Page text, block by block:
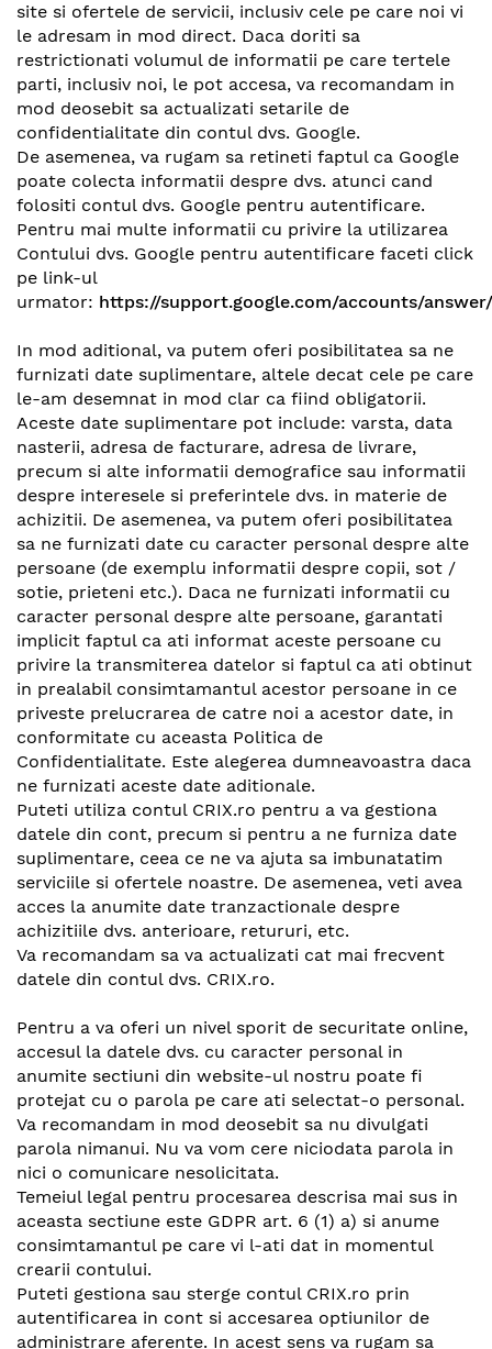
site si ofertele de servicii, inclusiv cele pe care noi vi
le adresam in mod direct. Daca doriti sa
restrictionati volumul de informatii pe care tertele
parti, inclusiv noi, le pot accesa, va recomandam in
mod deosebit sa actualizati setarile de
confidentialitate din contul dvs. Google.
De asemenea, va rugam sa retineti faptul ca Google
poate colecta informatii despre dvs. atunci cand
folositi contul dvs. Google pentru autentificare.
Pentru mai multe informatii cu privire la utilizarea
Contului dvs. Google pentru autentificare faceti click
pe link-ul
urmator: https://support.google.com/accounts/answer/
In mod aditional, va putem oferi posibilitatea sa ne
furnizati date suplimentare, altele decat cele pe care
le-am desemnat in mod clar ca fiind obligatorii.
Aceste date suplimentare pot include: varsta, data
nasterii, adresa de facturare, adresa de livrare,
precum si alte informatii demografice sau informatii
despre interesele si preferintele dvs. in materie de
achizitii. De asemenea, va putem oferi posibilitatea
sa ne furnizati date cu caracter personal despre alte
persoane (de exemplu informatii despre copii, sot /
sotie, prieteni etc.). Daca ne furnizati informatii cu
caracter personal despre alte persoane, garantati
implicit faptul ca ati informat aceste persoane cu
privire la transmiterea datelor si faptul ca ati obtinut
in prealabil consimtamantul acestor persoane in ce
priveste prelucrarea de catre noi a acestor date, in
conformitate cu aceasta Politica de
Confidentialitate. Este alegerea dumneavoastra daca
ne furnizati aceste date aditionale.
Puteti utiliza contul CRIX.ro pentru a va gestiona
datele din cont, precum si pentru a ne furniza date
suplimentare, ceea ce ne va ajuta sa imbunatatim
serviciile si ofertele noastre. De asemenea, veti avea
acces la anumite date tranzactionale despre
achizitiile dvs. anterioare, retururi, etc.
Va recomandam sa va actualizati cat mai frecvent
datele din contul dvs. CRIX.ro.
Pentru a va oferi un nivel sporit de securitate online,
accesul la datele dvs. cu caracter personal in
anumite sectiuni din website-ul nostru poate fi
protejat cu o parola pe care ati selectat-o personal.
Va recomandam in mod deosebit sa nu divulgati
parola nimanui. Nu va vom cere niciodata parola in
nici o comunicare nesolicitata.
Temeiul legal pentru procesarea descrisa mai sus in
aceasta sectiune este GDPR art. 6 (1) a) si anume
consimtamantul pe care vi l-ati dat in momentul
crearii contului.
Puteti gestiona sau sterge contul CRIX.ro prin
autentificarea in cont si accesarea optiunilor de
administrare aferente. In acest sens va rugam sa